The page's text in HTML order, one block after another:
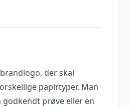
der skal
papirtyper. Man
godkendt prøve eller en